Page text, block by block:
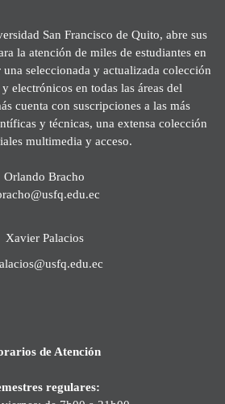
San Francisco de Quito, abre sus
la atención de miles de estudiantes en
seleccionada y actualizada colección
electrónicos en todas las áreas del
cuenta con suscripciones a las más
y técnicas, una extensa colección
multimedia y acceso.
Orlando Bracho
Xavier Palacios
de Atención
regulares: